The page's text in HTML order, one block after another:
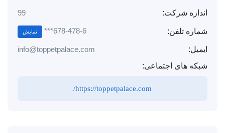
اندازه شرکت: 99
شماره تلفن: 678-478-6*** نمایش
ایمیل:
info@toppetpalace.com
شبکه های اجتماعی:
https://toppetpalace.com/